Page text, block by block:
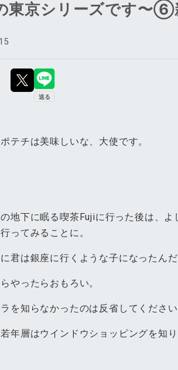
15
東京シリーズです〜⑥
テチは美味しいな、大使です。
地下に眠る喫茶Fujiに行った後は、
ってみることに。
君は銀座に行くような子になったんだ
やったらおもろい。
を知らなかったのは反省してください
年層はウインドウショッピングを知り